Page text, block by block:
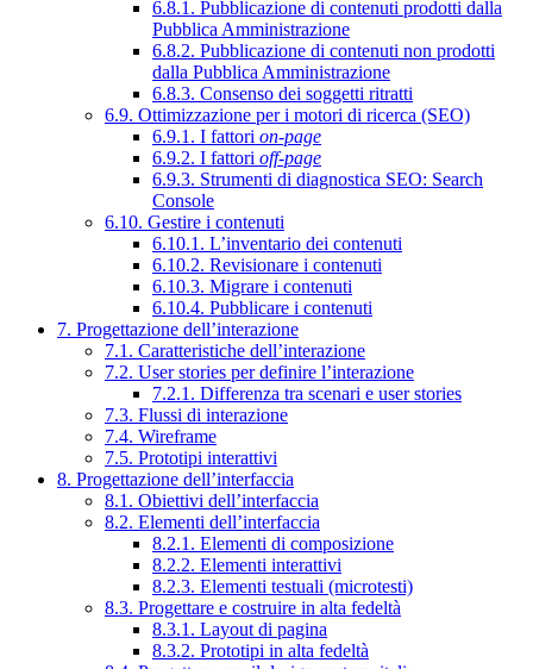
6.8.1. Pubblicazione di contenuti prodotti dalla
Pubblica Amministrazione
6.8.2. Pubblicazione di contenuti non prodotti
dalla Pubblica Amministrazione
6.8.3. Consenso dei soggetti ritratti
6.9. Ottimizzazione per i motori di ricerca (SEO)
6.9.1. I fattori on-page
6.9.2. I fattori off-page
6.9.3. Strumenti di diagnostica SEO: Search
Console
6.10. Gestire i contenuti
6.10.1. L’inventario dei contenuti
6.10.2. Revisionare i contenuti
6.10.3. Migrare i contenuti
6.10.4. Pubblicare i contenuti
7. Progettazione dell’interazione
7.1. Caratteristiche dell’interazione
7.2. User stories per definire l’interazione
7.2.1. Differenza tra scenari e user stories
7.3. Flussi di interazione
7.4. Wireframe
7.5. Prototipi interattivi
8. Progettazione dell’interfaccia
8.1. Obiettivi dell’interfaccia
8.2. Elementi dell’interfaccia
8.2.1. Elementi di composizione
8.2.2. Elementi interattivi
8.2.3. Elementi testuali (microtesti)
8.3. Progettare e costruire in alta fedeltà
8.3.1. Layout di pagina
8.3.2. Prototipi in alta fedeltà